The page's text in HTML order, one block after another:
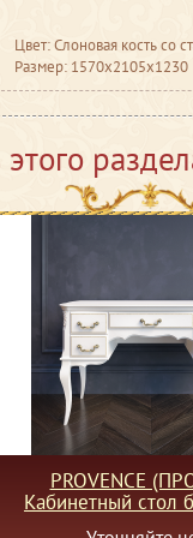
Цвет: Слоновая кость со
Размер: 1570x2105x1230
PROVENCE
Кабинетный стол